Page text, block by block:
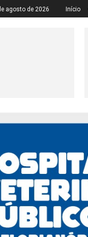
agosto de 2026 Início